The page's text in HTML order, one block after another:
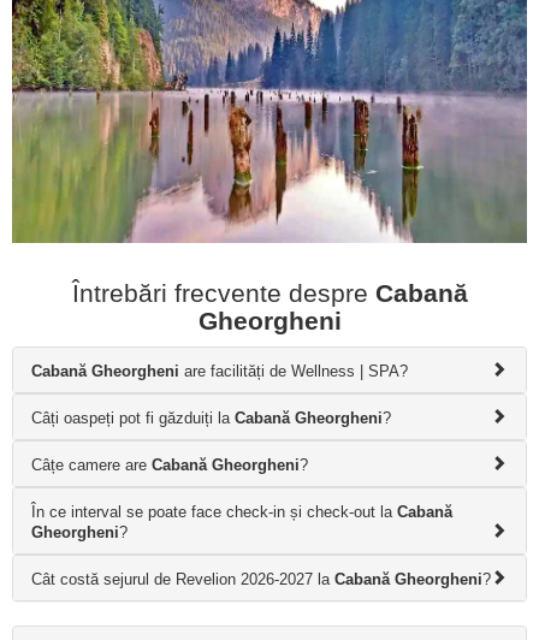
Întrebări frecvente despre Cabană
Gheorgheni
Cabană Gheorgheni are facilități de Wellness | SPA?
Câți oaspeți pot fi găzduiți la Cabană Gheorgheni?
Câțe camere are Cabană Gheorgheni?
În ce interval se poate face check-in și check-out la Cabană
Gheorgheni?
Cât costă sejurul de Revelion 2026-2027 la Cabană Gheorgheni?